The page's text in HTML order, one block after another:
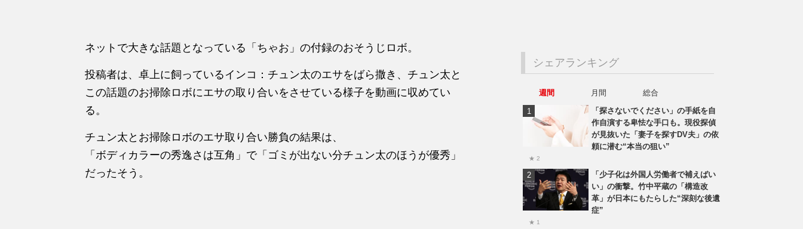
ネットで大きな話題となっている「ちゃお」の付録のおそうじロボ。
投稿者は、卓上に飼っているインコ：チュン太のエサをばら撒き、チュン太と
この話題のお掃除ロボにエサの取り合いをさせている様子を動画に収めてい
る。
チュン太とお掃除ロボのエサ取り合い勝負の結果は、
「ボディカラーの秀逸さは互角」で「ゴミが出ない分チュン太のほうが優秀」
だったそう。
シェアランキング
週間 月間
総合
「探さないでください」の手紙を自
作自演する卑怯な手口も。現役探偵
が見抜いた「妻子を探すDV夫」の依
頼に潜む“本当の狙い”
★ 2
「少子化は外国人労働者で補えばい
い」の衝撃。竹中平蔵の「構造改
革」が日本にもたらした“深刻な後遺
症”
★ 1